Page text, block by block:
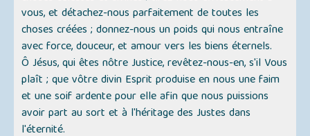
vous, et détachez-nous parfaitement de toutes les
choses créées ; donnez-nous un poids qui nous entraîne
avec force, douceur, et amour vers les biens éternels.
Ô Jésus, qui êtes nôtre Justice, revêtez-nous-en, s'il Vous
plaît ; que vôtre divin Esprit produise en nous une faim
et une soif ardente pour elle afin que nous puissions
avoir part au sort et à l'héritage des Justes dans
l'éternité.